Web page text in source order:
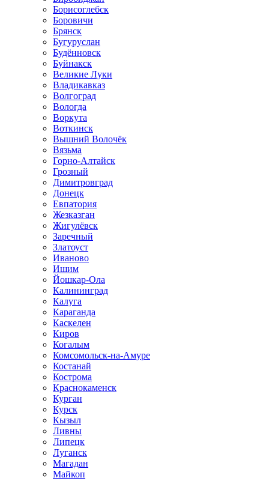
Борисоглебск
Боровичи
Брянск
Бугуруслан
Будённовск
Буйнакск
Великие Луки
Владикавказ
Волгоград
Вологда
Воркута
Воткинск
Вышний Волочёк
Вязьма
Горно-Алтайск
Грозный
Димитровград
Донецк
Евпатория
Жезказган
Жигулёвск
Заречный
Златоуст
Иваново
Ишим
Йошкар-Ола
Калининград
Калуга
Караганда
Каскелен
Киров
Когалым
Комсомольск-на-Амуре
Костанай
Кострома
Краснокаменск
Курган
Курск
Кызыл
Ливны
Липецк
Луганск
Магадан
Майкоп